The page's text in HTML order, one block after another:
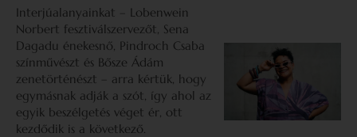
Interjúalanyainkat – Lobenwein
Norbert fesztiválszervezőt, Sena
Dagadu énekesnő, Pindroch Csaba
színművészt és Bősze Ádám
zenetörténészt – arra kértük, hogy
egymásnak adják a szót, így ahol az
egyik beszélgetés véget ér, ott
kezdődik is a következő.